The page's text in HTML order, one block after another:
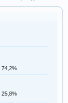
74,2%
25,8%